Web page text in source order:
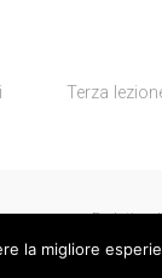
Terza
Evolution
la migliore